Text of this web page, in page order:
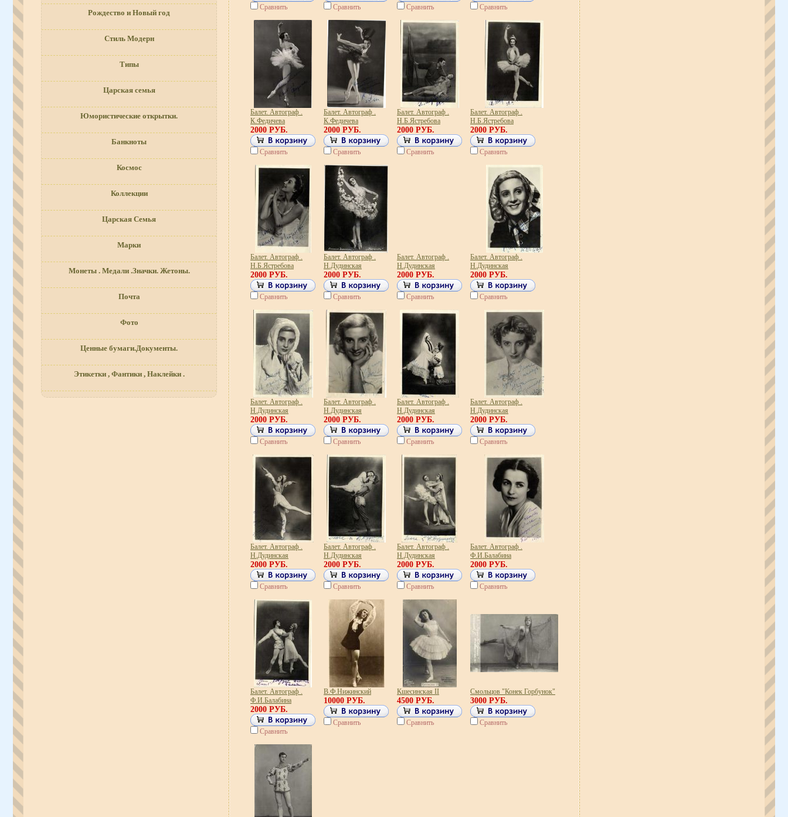
Рождество и Новый год
Стиль Модерн
Типы
Царская семья
Юмористические открытки.
Банкноты
Космос
Коллекции
Царская Семья
Марки
Монеты . Медали .Значки. Жетоны.
Почта
Фото
Ценные бумаги.Документы.
Этикетки , Фантики , Наклейки .
Сравнить Сравнить Сравнить Сравнить
Балет. Автограф .
К.Федичева
2000 РУБ.
Сравнить
Балет. Автограф .
К.Федичева
2000 РУБ.
Сравнить
Балет. Автограф .
Н.Б.Ястребова
2000 РУБ.
Сравнить
Балет. Автограф .
Н.Б.Ястребова
2000 РУБ.
Сравнить
Балет. Автограф .
Н.Б.Ястребова
2000 РУБ.
Сравнить
Балет. Автограф .
Н.Дудинская
2000 РУБ.
Сравнить
Балет. Автограф .
Н.Дудинская
2000 РУБ.
Сравнить
Балет. Автограф .
Н.Дудинская
2000 РУБ.
Сравнить
Балет. Автограф .
Н.Дудинская
2000 РУБ.
Сравнить
Балет. Автограф .
Н.Дудинская
2000 РУБ.
Сравнить
Балет. Автограф .
Н.Дудинская
2000 РУБ.
Сравнить
Балет. Автограф .
Н.Дудинская
2000 РУБ.
Сравнить
Балет. Автограф .
Н.Дудинская
2000 РУБ.
Сравнить
Балет. Автограф .
Н.Дудинская
2000 РУБ.
Сравнить
Балет. Автограф .
Н.Дудинская
2000 РУБ.
Сравнить
Балет. Автограф .
Ф.И.Балабина
2000 РУБ.
Сравнить
Балет. Автограф .
Ф.И.Балабина
2000 РУБ.
Сравнить
В.Ф.Нижинский
10000 РУБ.
Сравнить
Кшесинская II
4500 РУБ.
Сравнить
Смольцов "Конек Горбунок"
3000 РУБ.
Сравнить